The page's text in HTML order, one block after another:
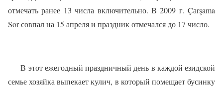
отмечать ранее 13 числа включительно. В 2009 г. Çаrşama
Sorсовпал на 15 апреля и праздник отмечался до 17 число.
В этот ежегодный праздничный день в каждой езидской
семье хозяйка выпекает кулич, в который помещает бусинку